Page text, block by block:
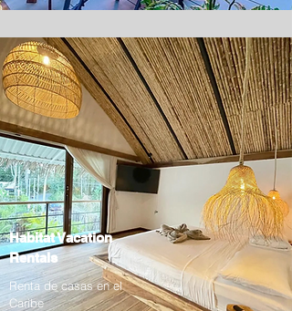
Habitat Vacation
Rentals
Renta de casas en el
Caribe